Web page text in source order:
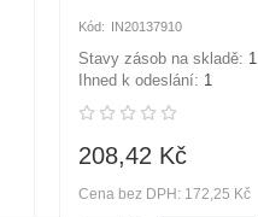
IN20137910
Stavy zásob na skladě: 1
Ihned k odeslání: 1
208,42 Kč
Cena bez DPH: 172,25 Kč